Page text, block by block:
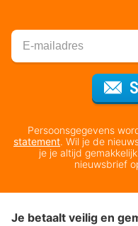
Persoonsgegevens
statement. Wil je de
je je altijd
nieuwsbrief
Je betaalt veilig en